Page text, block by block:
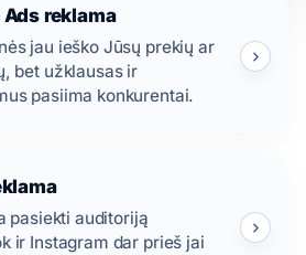
reklama
jau ieško Jūsų prekių ar
bet užklausas ir
pasiima konkurentai.
pasiekti auditoriją
ir Instagram dar prieš jai